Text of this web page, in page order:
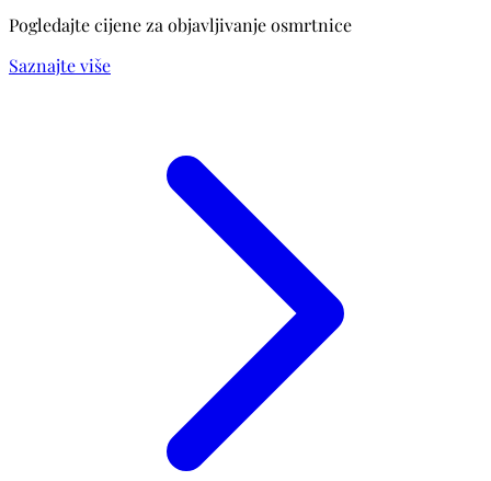
Pogledajte cijene za objavljivanje osmrtnice
Saznajte više